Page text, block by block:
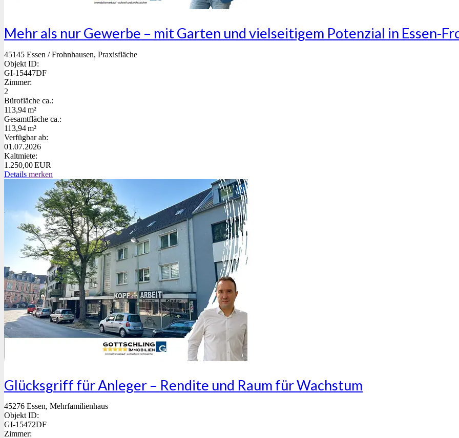
Mehr als nur Gewerbe – mit Garten und vielseitigem Potenzial in Essen-
45145 Essen / Frohnhausen, Praxisfläche
Objekt ID:
GI-15447DF
Zimmer:
2
Bürofläche ca.:
113,94 m²
Gesamtfläche ca.:
113,94 m²
Verfügbar ab:
01.07.2026
Kaltmiete:
1.250,00 EUR
Details merken
Glücksgriff für Anleger – Rendite und Raum für Wachstum
45276 Essen, Mehrfamilienhaus
Objekt ID:
GI-15472DF
Zimmer: